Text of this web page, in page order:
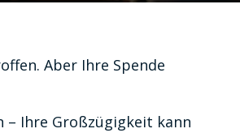
Aber Ihre Spende
– Ihre Großzügigkeit kann